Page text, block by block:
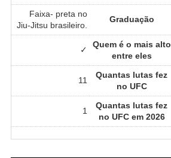
Faixa- preta no
Jiu-Jitsu brasileiro.
Graduação
✓
Quem é o mais alto
entre eles
11
Quantas lutas fez
no UFC
1
Quantas lutas fez
no UFC em 2026